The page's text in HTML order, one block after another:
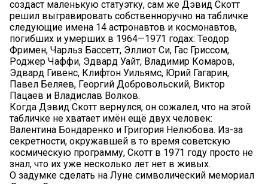
создаст маленькую статуэтку, сам же Дэвид Скотт
решил выгравировать собственноручно на табличке
следующие имена 14 астронавтов и космонавтов,
погибших и умерших в 1964—1971 годах: Теодор
Фримен, Чарльз Бассетт, Эллиот Си, Гас Гриссом,
Роджер Чаффи, Эдвард Уайт, Владимир Комаров,
Эдвард Гивенс, Клифтон Уильямс, Юрий Гагарин,
Павел Беляев, Георгий Добровольский, Виктор
Пацаев и Владислав Волков.
Когда Дэвид Скотт вернулся, он сожалел, что на этой
табличке не хватает имён ещё двух человек:
Валентина Бондаренко и Григория Нелюбова. Из-за
секретности, окружавшей в то время советскую
космическую программу, Скотт в 1971 году просто не
знал, что их уже несколько лет нет в живых.
О задумке сделать на Луне символический мемориал